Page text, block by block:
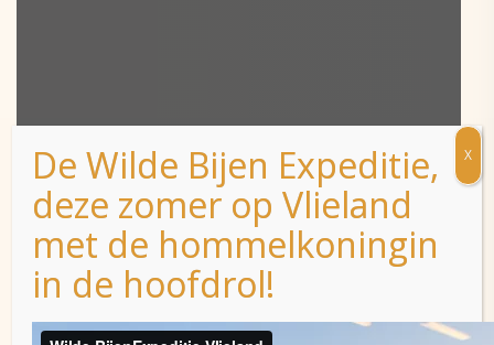
De Wilde Bijen Expeditie,
deze zomer op Vlieland
met de hommelkoningin
in de hoofdrol!
X